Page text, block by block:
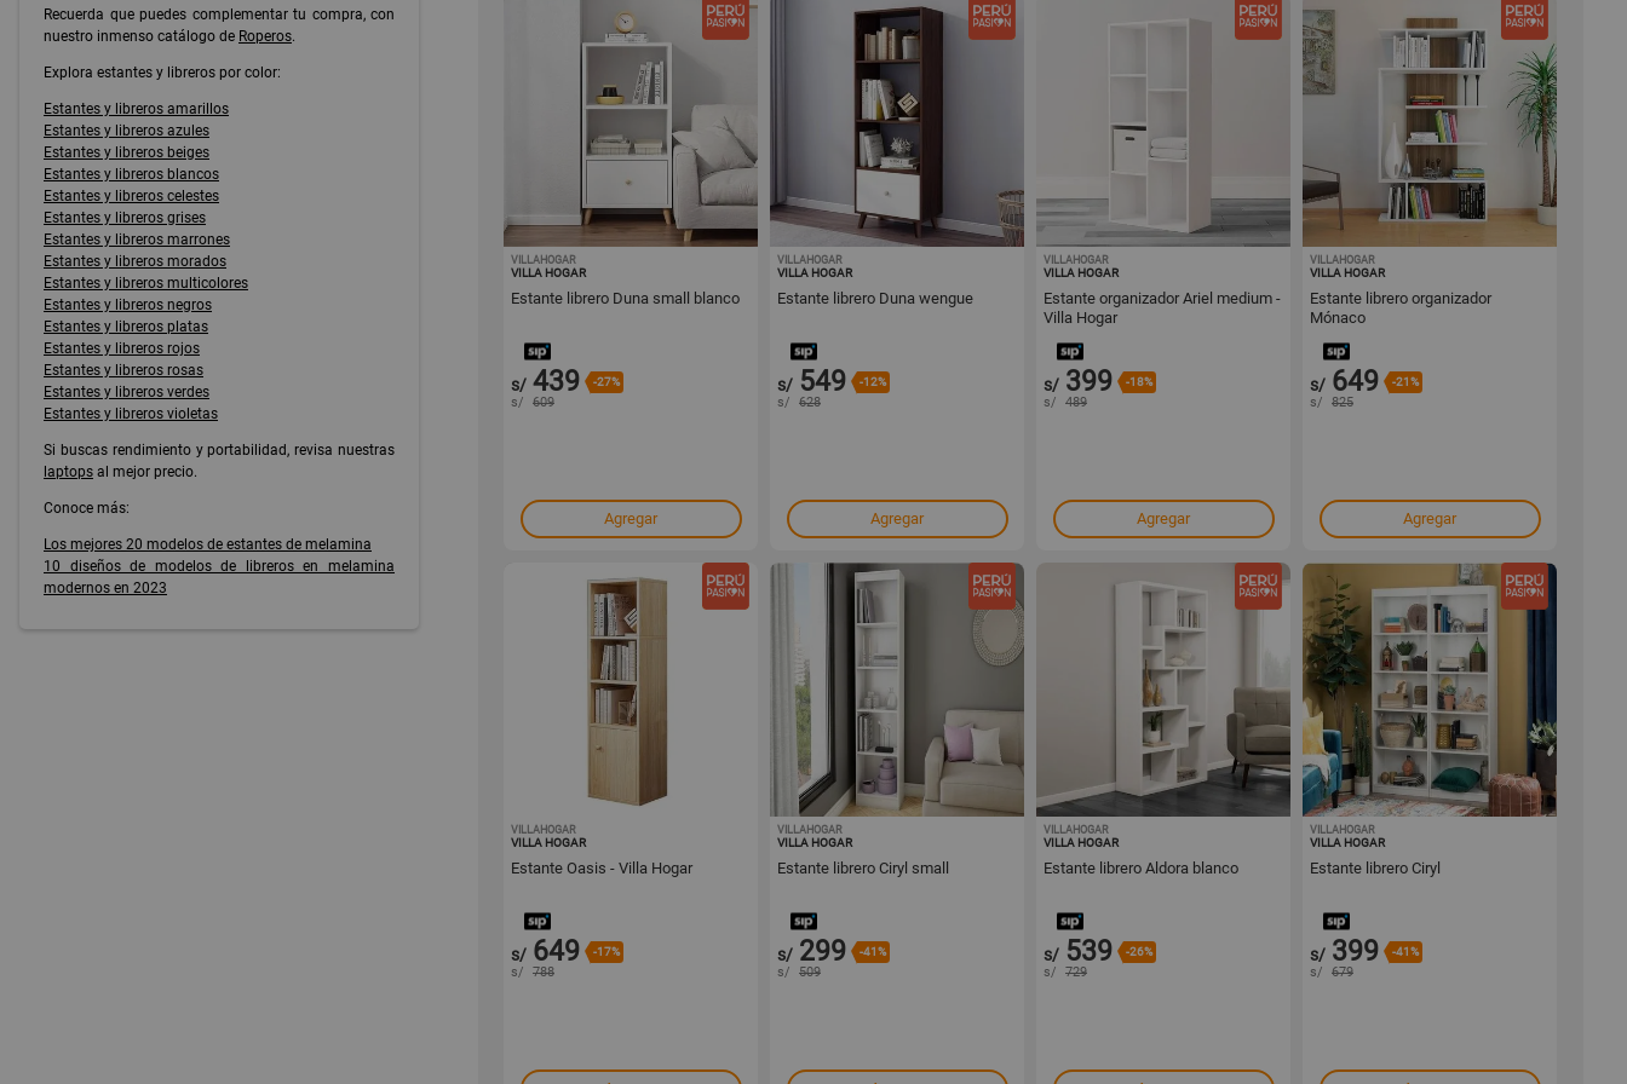
Recuerda que puedes complementar tu compra, con
nuestro inmenso catálogo de Roperos.
Explora estantes y libreros por color:
Estantes y libreros amarillos
Estantes y libreros azules
Estantes y libreros beiges
Estantes y libreros blancos
Estantes y libreros celestes
Estantes y libreros grises
Estantes y libreros marrones
Estantes y libreros morados
Estantes y libreros multicolores
Estantes y libreros negros
Estantes y libreros platas
Estantes y libreros rojos
Estantes y libreros rosas
Estantes y libreros verdes
Estantes y libreros violetas
Si buscas rendimiento y portabilidad, revisa nuestras
laptops al mejor precio.
Conoce más:
Los mejores 20 modelos de estantes de melamina
10 diseños de modelos de libreros en melamina
modernos en 2023
VILLAHOGAR
VILLA HOGAR
Estante librero Duna small blanco
s/ 439 -27%
s/ 609
Agregar
VILLAHOGAR
VILLA HOGAR
Estante librero Duna wengue
s/ 549 -12%
s/ 628
Agregar
VILLAHOGAR
VILLA HOGAR
Estante organizador Ariel medium -
Villa Hogar
s/ 399 -18%
s/ 489
Agregar
VILLAHOGAR
VILLA HOGAR
Estante librero organizador
Mónaco
s/ 649 -21%
s/ 825
Agregar
VILLAHOGAR
VILLA HOGAR
Estante Oasis - Villa Hogar
s/ 649 -17%
s/ 788
VILLAHOGAR
VILLA HOGAR
Estante librero Ciryl small
s/ 299 -41%
s/ 509
VILLAHOGAR
VILLA HOGAR
Estante librero Aldora blanco
s/ 539 -26%
s/ 729
VILLAHOGAR
VILLA HOGAR
Estante librero Ciryl
s/ 399 -41%
s/ 679